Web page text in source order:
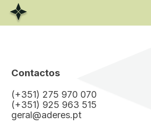
Skip
Estrela
Xisto
Contactos
(+351) 275 970 070
(+351) 925 963 515
geral@aderes.pt